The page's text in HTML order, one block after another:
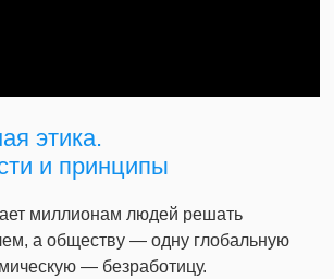
этика.
и принципы
миллионам людей решать
а обществу — одну глобальную
— безработицу.